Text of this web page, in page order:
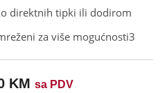
direktnih tipki ili dodirom
za više mogućnosti3
KM sa PDV